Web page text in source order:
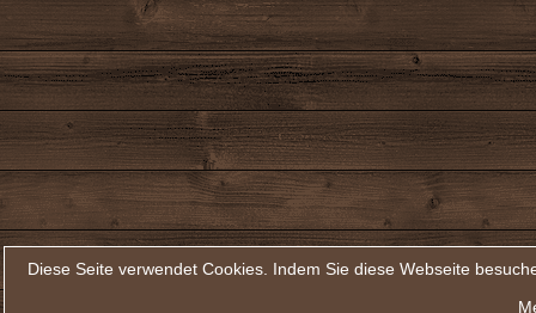
Diese Seite verwendet Cookies. Indem Sie diese Webseite